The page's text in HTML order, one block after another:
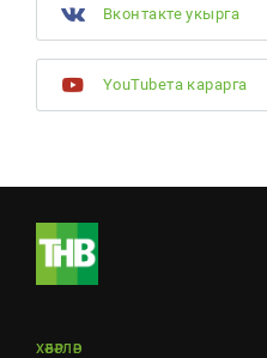
Вконтакте укырга
YouTubeта карарга
ХӘБӘРЛӘР